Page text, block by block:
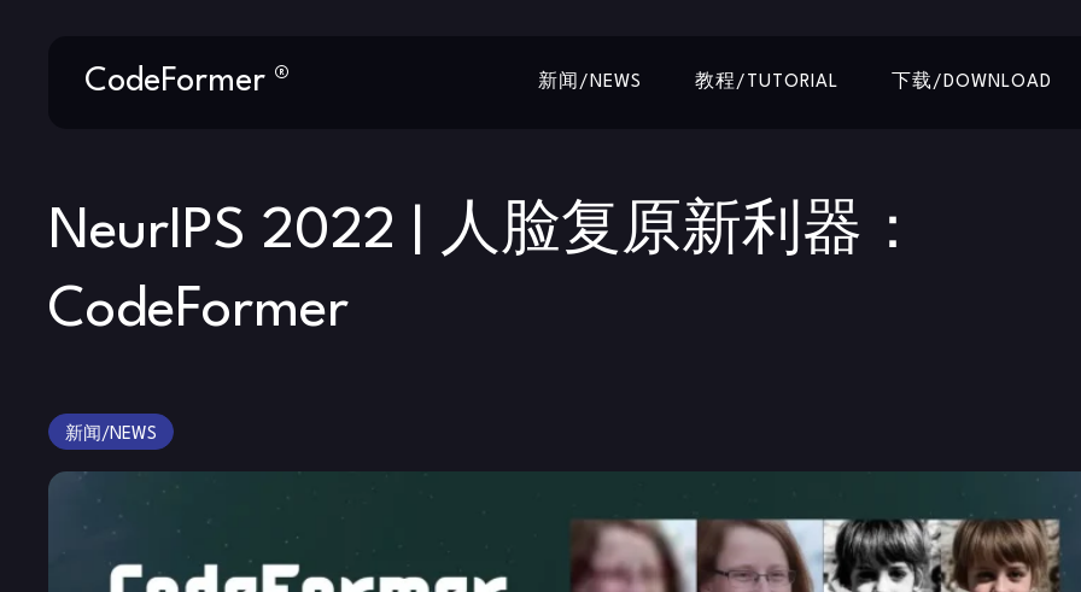
CodeFormer ® 新闻/NEWS 教程/TUTORIAL 下载/DOWNLOAD
NeurIPS 2022 | 人脸复原新利器：
CodeFormer
新闻/NEWS